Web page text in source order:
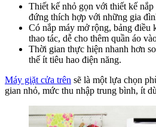
Thiết kế nhỏ gọn với thiết kế
đứng thích hợp với những gia
Có nắp máy mở rộng, bảng điều
thao tác, dễ cho thêm quần áo
Thời gian thực hiện nhanh hơn
thế ít tiêu hao điện năng.
Máy giặt cửa trên sẽ là một lựa chọn
gian nhỏ, mức thu nhập trung bình, ít